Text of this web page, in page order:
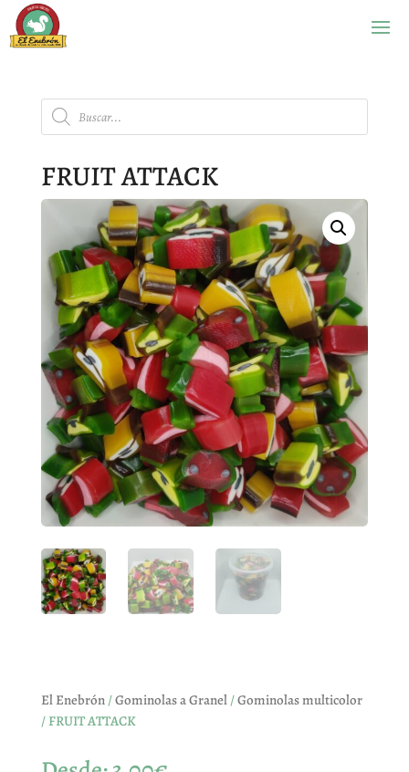
Búsqueda
de
productos
FRUIT ATTACK
El Enebrón/Gominolas a Granel/Gominolas multicolor
/ FRUIT ATTACK